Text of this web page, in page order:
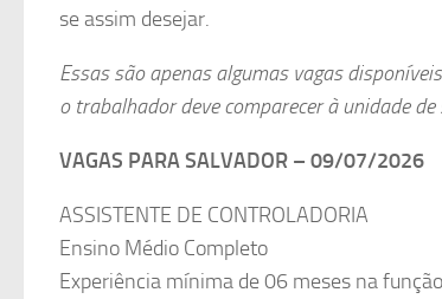
se assim desejar.
Essas são apenas algumas vagas
o trabalhador deve comparecer à unidade de
VAGAS PARA SALVADOR – 09/07/2026
ASSISTENTE DE CONTROLADORIA
Ensino Médio Completo
Experiência mínima de 06 meses na função